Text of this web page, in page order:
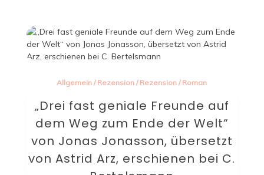
Allgemein / Rezension / Rezension / Roman
„Drei fast geniale Freunde auf
dem Weg zum Ende der Welt“
von Jonas Jonasson, übersetzt
von Astrid Arz, erschienen bei C.